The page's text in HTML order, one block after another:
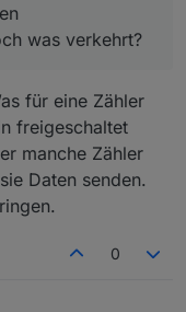
was verkehrt?
für eine Zähler
freigeschaltet
manche Zähler
Daten senden.
0